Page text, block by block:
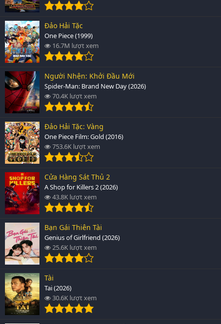
Đảo Hải Tặc
One Piece (1999)
16.7M lượt xem
Người Nhện: Khởi Đầu Mới
Spider-Man: Brand New Day (2026)
70.4K lượt xem
Đảo Hải Tặc: Vàng
One Piece Film: Gold (2016)
753.6K lượt xem
Cửa Hàng Sát Thủ 2
A Shop for Killers 2 (2026)
43.8K lượt xem
Bạn Gái Thiên Tài
Genius of Girlfriend (2026)
25.6K lượt xem
Tài
Tai (2026)
30.6K lượt xem